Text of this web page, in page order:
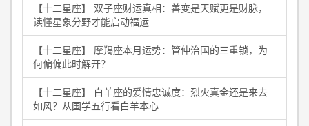
【十二星座】 双子座财运真相：善变是天赋更是财脉，
读懂星象分野才能启动福运
【十二星座】 摩羯座本月运势：管仲治国的三重锁，为
何偏偏此时解开？
【十二星座】 白羊座的爱情忠诚度：烈火真金还是来去
如风？从国学五行看白羊本心